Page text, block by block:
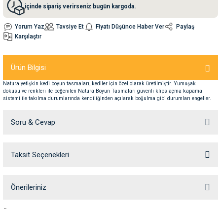
Su Kabları
Seyahat Ürünleri
içinde sipariş verirseniz bugün kargoda.
Yorum Yaz Tavsiye Et Fiyatı Düşünce Haber Ver
Paylaş
Karşılaştır
Ürün Bilgisi
Natura yetişkin kedi boyun tasmaları, kediler için özel olarak üretilmiştir. Yumuşak
dokusu ve renkleri ile beğenilen Natura Boyun Tasmaları güvenli klips açma kapama
sistemi ile takılma durumlarında kendiliğinden açılarak boğulma gibi durumları engeller.
Soru & Cevap
Ürün hakkında henüz soru sorulmamış.
Taksit Seçenekleri
Önerileriniz